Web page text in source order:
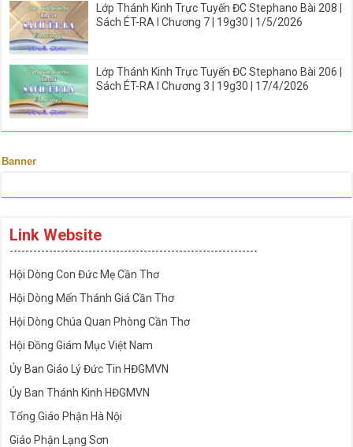
Lớp Thánh Kinh Trực Tuyến ĐC Stephano Bài 208 |
Sách ÉT-RA I Chương 7 | 19g30 | 1/5/2026
Lớp Thánh Kinh Trực Tuyến ĐC Stephano Bài 206 |
Sách ÉT-RA I Chương 3 | 19g30 | 17/4/2026
Banner
Link Website
---------------------------------------------------------------
Hội Dòng Con Đức Mẹ Cần Thơ
Hội Dòng Mến Thánh Giá Cần Thơ
Hội Dòng Chúa Quan Phòng Cần Thơ
Hội Đồng Giám Mục Việt Nam
Ủy Ban Giáo Lý Đức Tin HĐGMVN
Ủy Ban Thánh Kinh HĐGMVN
Tổng Giáo Phận Hà Nội
Giáo Phận Lạng Sơn